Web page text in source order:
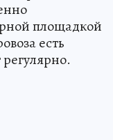
площадкой
есть